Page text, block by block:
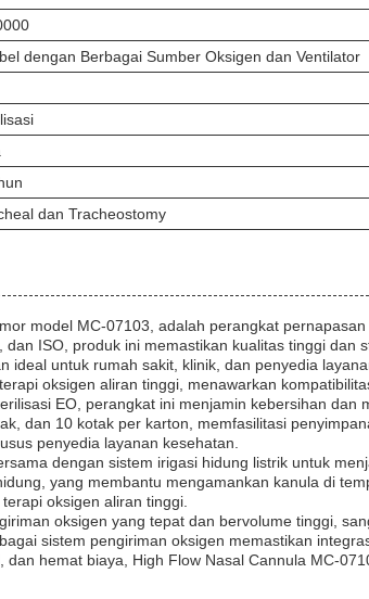
dengan Berbagai Sumber Oksigen dan Ventilator
dan Tracheostomy
model MC-07103, adalah perangkat
ISO, produk ini memastikan kualitas tinggi
untuk rumah sakit, klinik, dan penyedia
oksigen aliran tinggi, menawarkan
EO, perangkat ini menjamin kebersihan dan
dan 10 kotak per karton, memfasilitasi
penyedia layanan kesehatan.
dengan sistem irigasi hidung listrik untuk
yang membantu mengamankan kanula di
oksigen aliran tinggi.
oksigen yang tepat dan bervolume tinggi,
sistem pengiriman oksigen memastikan
hemat biaya, High Flow Nasal Cannula MC-